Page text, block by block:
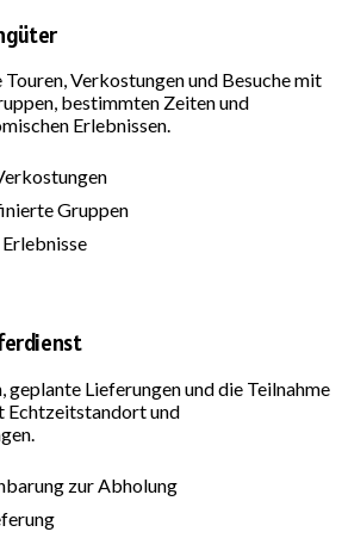
Touren, Verkostungen und Besuche mit
bestimmten Zeiten und
Erlebnissen.
Gruppen
geplante Lieferungen und die Teilnahme
Echtzeitstandort und
zur Abholung